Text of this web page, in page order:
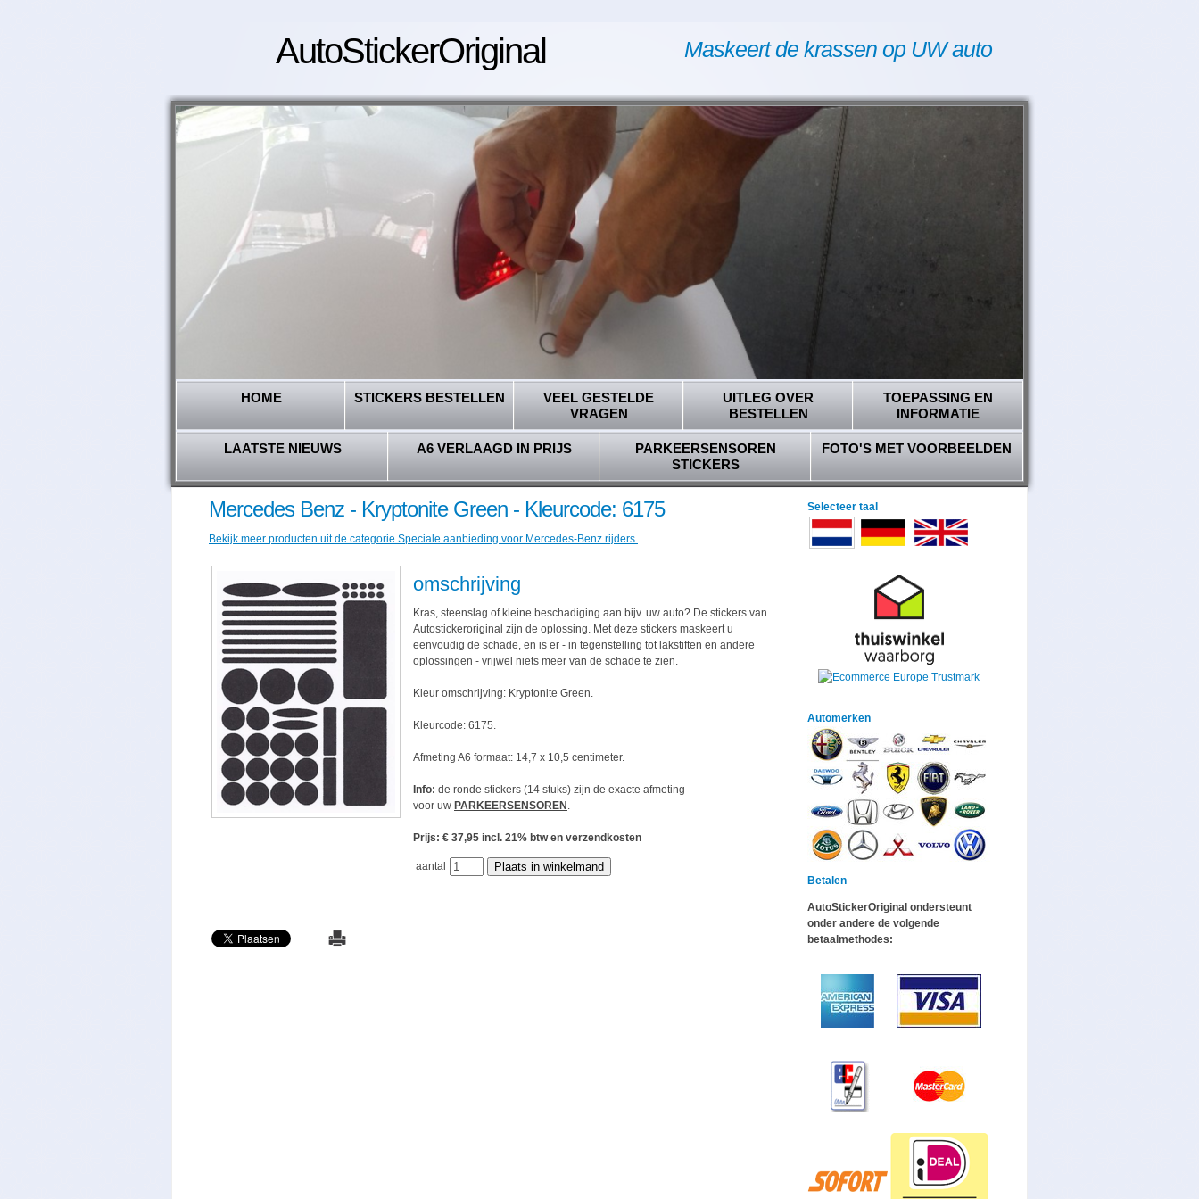
AutoStickerOriginal Maskeert de krassen op UW auto
HOME STICKERS BESTELLEN
VEEL GESTELDE
VRAGEN
UITLEG OVER
BESTELLEN
TOEPASSING EN
INFORMATIE
LAATSTE NIEUWS A6 VERLAAGD IN PRIJS
PARKEERSENSOREN
STICKERS
FOTO'S MET VOORBEELDEN
Mercedes Benz - Kryptonite Green - Kleurcode: 6175
Bekijk meer producten uit de categorie Speciale aanbieding voor Mercedes-Benz rijders.
omschrijving
Kras, steenslag of kleine beschadiging aan bijv. uw auto? De stickers van
Autostickeroriginal zijn de oplossing. Met deze stickers maskeert u
eenvoudig de schade, en is er - in tegenstelling tot lakstiften en andere
oplossingen - vrijwel niets meer van de schade te zien.
Kleur omschrijving: Kryptonite Green.
Kleurcode: 6175.
Afmeting A6 formaat: 14,7 x 10,5 centimeter.
Info: de ronde stickers (14 stuks) zijn de exacte afmeting
voor uw PARKEERSENSOREN .
Prijs: € 37,95 incl. 21% btw en verzendkosten
aantal
Selecteer taal
Automerken
Betalen
AutoStickerOriginal ondersteunt
onder andere de volgende
betaalmethodes: